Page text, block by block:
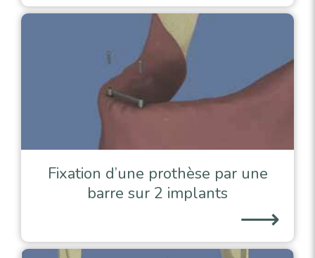
Fixation d’une prothèse par une
barre sur 2 implants
⟶